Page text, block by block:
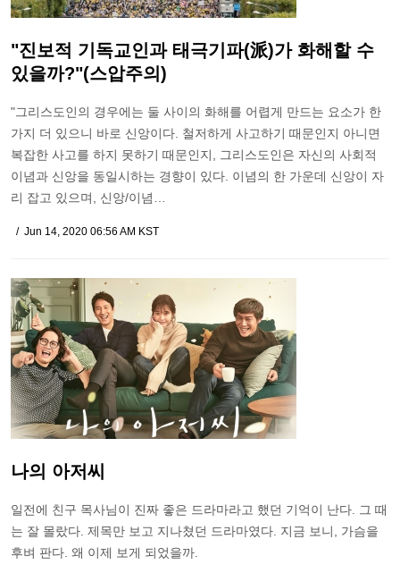
"진보적 기독교인과 태극기파(派)가 화해할 수
있을까?"(스압주의)
"그리스도인의 경우에는 둘 사이의 화해를 어렵게 만드는 요소가 한
가지 더 있으니 바로 신앙이다. 철저하게 사고하기 때문인지 아니면
복잡한 사고를 하지 못하기 때문인지, 그리스도인은 자신의 사회적
이념과 신앙을 동일시하는 경향이 있다. 이념의 한 가운데 신앙이 자
리 잡고 있으며, 신앙/이념…
Jun 14, 2020 06:56 AM KST
나의 아저씨
일전에 친구 목사님이 진짜 좋은 드라마라고 했던 기억이 난다. 그 때
는 잘 몰랐다. 제목만 보고 지나쳤던 드라마였다. 지금 보니, 가슴을
후벼 판다. 왜 이제 보게 되었을까.